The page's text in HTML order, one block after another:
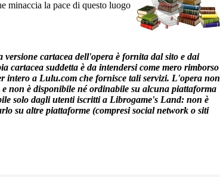
minaccia la pace di questo luogo
cartacea dell'opera è fornita dal sito e dai
cartacea suddetta è da intendersi come mero rimborso
intero a Lulu.com che fornisce tali servizi. L'opera non
non è disponibile né ordinabile su alcuna piattaforma
solo dagli utenti iscritti a Librogame's Land: non è
su altre piattaforme (compresi social network o siti